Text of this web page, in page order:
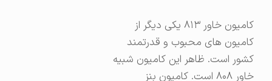
کامیون خاور ۸۱۳ یکی دیگر از
کامیون های محبوب و قدرتمند
کشور است. ظاهر این کامیون شبیه
خاور ۸۰۸ است. کامیون بنز